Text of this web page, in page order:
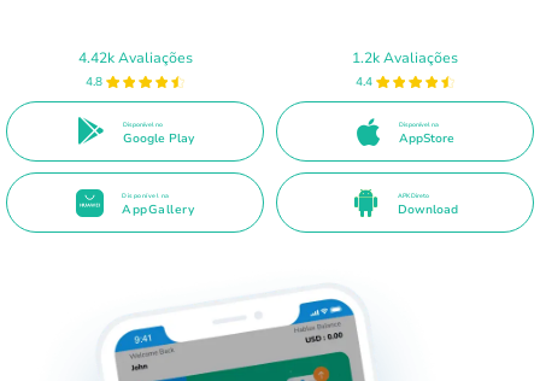
4.42k Avaliações
4.8
Disponível no
Google Play
1.2k Avaliações
4.4
Disponível na
AppStore
Disponível na
AppGallery
APK Direto
Download